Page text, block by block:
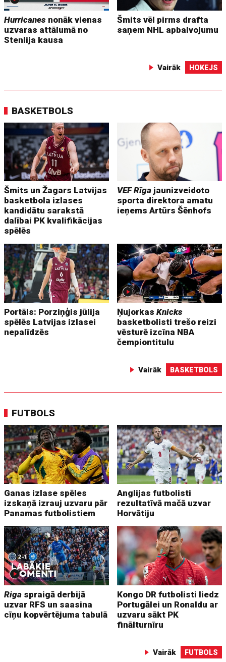
Hurricanes nonāk vienas
uzvaras attālumā no
Stenlija kausa
Šmits vēl pirms drafta
saņem NHL apbalvojumu
Vairāk HOKEJS
BASKETBOLS
Šmits un Žagars Latvijas
basketbola izlases
kandidātu sarakstā
dalībai PK kvalifikācijas
spēlēs
VEF Rīga jaunizveidoto
sporta direktora amatu
ieņems Artūrs Šēnhofs
Portāls: Porziņģis jūlija
spēlēs Latvijas izlasei
nepalīdzēs
ŅujorkasKnicks
basketbolisti trešo reizi
vēsturē izcīna NBA
čempiontitulu
Vairāk BASKETBOLS
FUTBOLS
Ganas izlase spēles
izskaņā izrauj uzvaru pār
Panamas futbolistiem
Anglijas futbolisti
rezultatīvā mačā uzvar
Horvātiju
Riga spraigā derbijā
uzvar RFS un saasina
cīņu kopvērtējuma tabulā
Kongo DR futbolisti liedz
Portugālei un Ronaldu ar
uzvaru sākt PK
finālturnīru
Vairāk FUTBOLS